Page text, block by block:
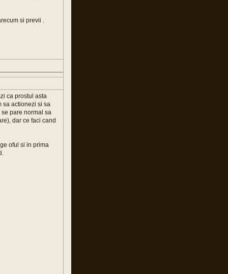
si previi .
ca prostul asta
sa actionezi si sa
pare normal sa
dar ce faci cand
oful si in prima